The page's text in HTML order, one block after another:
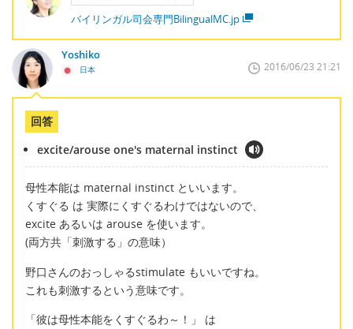
バイリンガル司会専門BilingualMC.jp
Yoshiko
日本 2016/06/23 21:21
回答
excite/arouse one's maternal instinct
母性本能は maternal instinct といいます。
くすぐる は 実際にくすぐるわけではないので、
excite あるいは arouse を使います。
(両方共「刺激する」の意味）
野口さんのおっしゃるstimulate もいいですね。
これも刺激するという意味です。
「彼は母性本能をくすぐるわ～！」 は